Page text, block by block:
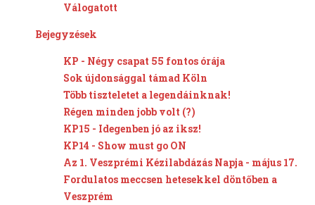
Válogatott
Bejegyzések
KP - Négy csapat 55 fontos órája
Sok újdonsággal támad Köln
Több tiszteletet a legendáinknak!
Régen minden jobb volt (?)
KP15 - Idegenben jó az iksz!
KP14 - Show must go ON
Az 1. Veszprémi Kézilabdázás Napja - május 17.
Fordulatos meccsen hetesekkel döntőben a
Veszprém